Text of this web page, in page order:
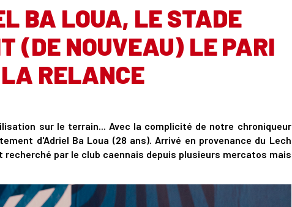
BA LOUA, LE STADE
(DE NOUVEAU) LE PARI
RELANCE
sur le terrain... Avec la complicité de notre chroniqueur
d'Adriel Ba Loua (28 ans). Arrivé en provenance du Lech
recherché par le club caennais depuis plusieurs mercatos mais